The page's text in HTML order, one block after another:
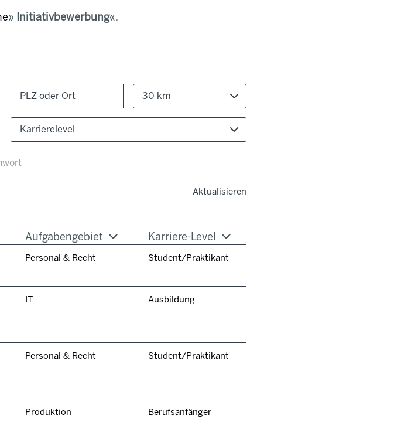
Initiativbewerbung .
30 km
Karrierelevel
Aktualisieren
Aufgabengebiet Karriere-Level
Personal & Recht Student/Praktikant
IT Ausbildung
Personal & Recht Student/Praktikant
Produktion Berufsanfänger